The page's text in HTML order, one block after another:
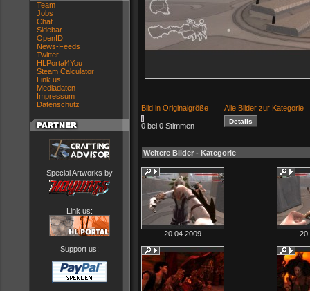
Team
Jobs
Chat
Sidebar
OpenID
News-Feeds
Twitter
HLPortal4You
Steam Calculator
Link us
Mediadaten
Impressum
Datenschutz
Special Artworks by
Link us:
Support us:
Bild in Originalgröße Alle Bilder zur Kategorie
0 bei 0 Stimmen
Weitere Bilder - Kategorie
20.04.2009